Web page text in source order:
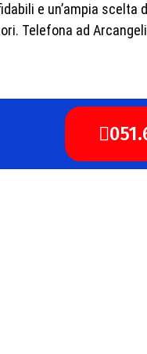
e un’ampia scelta
Telefona ad